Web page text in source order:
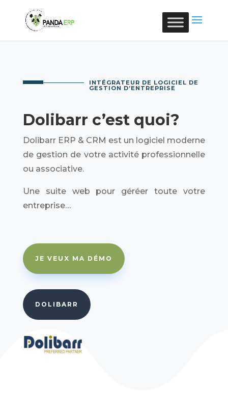
INTÉGRATEUR DE LOGICIEL DE
GESTION D’ENTREPRISE
Dolibarr c’est quoi?
Dolibarr ERP & CRM est un logiciel moderne
de gestion de votre activité professionnelle
ou associative.
Une suite web pour géréer toute votre
entreprise…
JE VEUX MA DÉMO
DOLIBARR